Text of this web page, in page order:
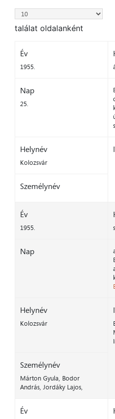
találat oldalanként
Év
1955.
Nap
25.
Helynév
Kolozsvár
Személynév
Év
1955.
Nap
Helynév
Kolozsvár
Személynév
Márton Gyula, Bodor
András, Jordáky Lajos,
Év